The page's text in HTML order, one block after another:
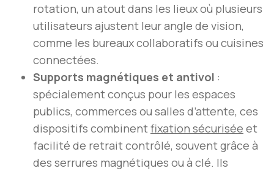
rotation, un atout dans les lieux où plusieurs
utilisateurs ajustent leur angle de vision,
comme les bureaux collaboratifs ou cuisines
connectées.
Supports magnétiques et antivol :
spécialement conçus pour les espaces
publics, commerces ou salles d’attente, ces
dispositifs combinentfixation sécurisée et
facilité de retrait contrôlé, souvent grâce à
des serrures magnétiques ou à clé. Ils